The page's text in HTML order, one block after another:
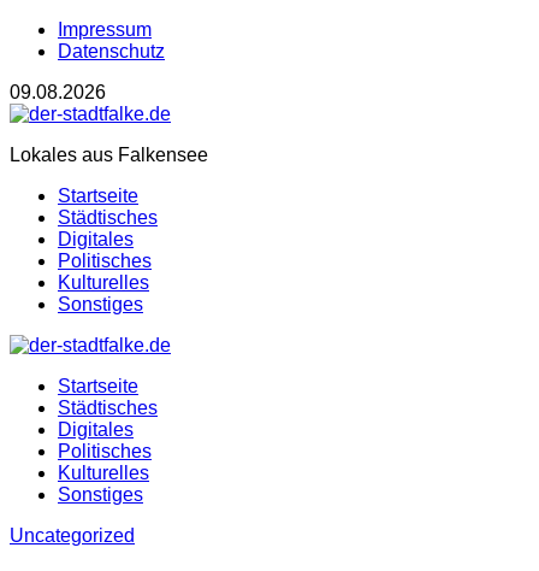
Impressum
Datenschutz
09.08.2026
Lokales aus Falkensee
Startseite
Städtisches
Digitales
Politisches
Kulturelles
Sonstiges
Startseite
Städtisches
Digitales
Politisches
Kulturelles
Sonstiges
Uncategorized